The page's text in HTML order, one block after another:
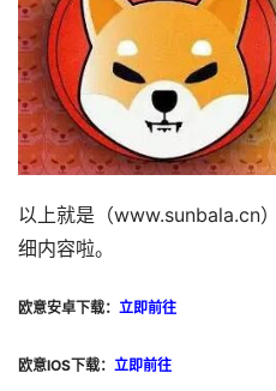
以上就是（www.sunbala.cn
细内容啦。
欧意安卓下载： 立即前往
欧意IOS下载： 立即前往